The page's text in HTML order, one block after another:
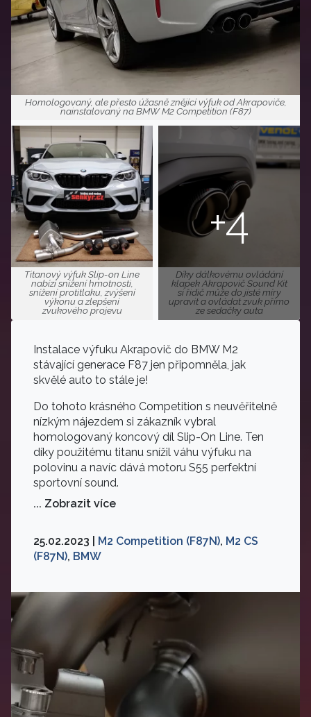
Homologovaný, ale přesto úžasně znějící výfuk od Akrapoviče,
nainstalovaný na BMW M2 Competition (F87)
Titanový výfuk Slip-on Line
nabízí snížení hmotnosti,
snížení protitlaku, zvýšení
výkonu a zlepšení
zvukového projevu
Díky dálkovému ovládání
klapek Akrapovič Sound Kit
si řidič může do jisté míry
upravit a ovládat zvuk přímo
ze sedačky auta
+4
Instalace výfuku Akrapovič do BMW M2
stávající generace F87 jen připomněla, jak
skvělé auto to stále je!
Do tohoto krásného Competition s neuvěřitelně
nízkým nájezdem si zákazník vybral
homologovaný koncový díl Slip-On Line. Ten
díky použitému titanu snížil váhu výfuku na
polovinu a navíc dává motoru S55 perfektní
sportovní sound.
... Zobrazit více
25.02.2023 | M2 Competition (F87N), M2 CS
(F87N), BMW